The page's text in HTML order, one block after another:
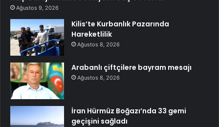
Ağustos 9, 2026
Kilis’te Kurbanlık Pazarında
Hareketlilik
Ağustos 8, 2026
Arabanlı çiftçilere bayram mesajı
Ağustos 8, 2026
İran Hürmüz Boğazı’nda 33 gemi
geçişini sağladı